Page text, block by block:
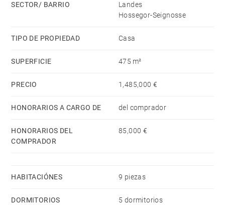
Hossegor y las playas del océano a 30 minutos
Aeropuerto de Biarritz a 40 minutos
SECTOR/ BARRIO
Landes
Hossegor-Seignosse
TIPO DE PROPIEDAD Casa
SUPERFICIE 475 m²
PRECIO 1,485,000 €
HONORARIOS A CARGO DE del comprador
HONORARIOS DEL
COMPRADOR
85,000 €
HABITACIÓNES 9 piezas
DORMITORIOS 5 dormitorios